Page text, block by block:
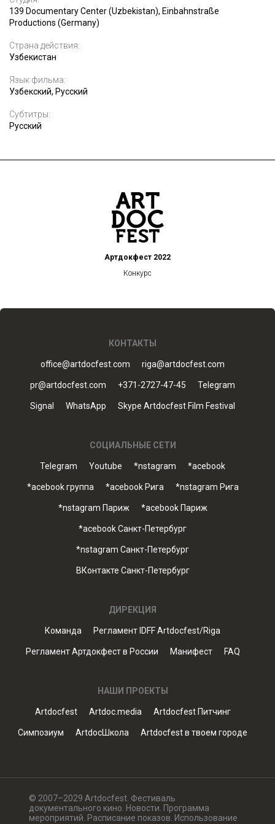
139 Documentary Center (Uzbekistan), Einbahnstraße
Productions (Germany)
Страна действия:
Узбекистан
Язык фильма:
Узбекский, Русский
Субтитры:
Русский
Артдокфест 2022
Конкурс
КОНТАКТЫ
office@artdocfest.com riga@artdocfest.com
pr@artdocfest.com +371-2727-47-45 Telegram
Signal WhatsApp Skype Artdocfest Film Festival
СОЦИАЛЬНЫЕ СЕТИ
Telegram Youtube *nstagram *acebook
*acebook группа *acebook Рига *nstagram Рига
*nstagram Париж *acebook Париж
*acebook Санкт-Петербург
*nstagram Санкт-Петербург
ВКонтакте Санкт-Петербург
ДИРЕКЦИЯ
Команда Регламент IDFF Artdocfest/Riga
Регламент Артдокфест в России Манифест FAQ
НАШИ ПРОЕКТЫ
Artdocfest Artdoc.media Artdocfest Питчинг
Симпозиум ArtdocШкола Artdocfest в твоем городе
© 2007–2029 Artdocfest. Фестиваль
документального кино. Новости. Программа
мероприятий. Расписание показов. Использование